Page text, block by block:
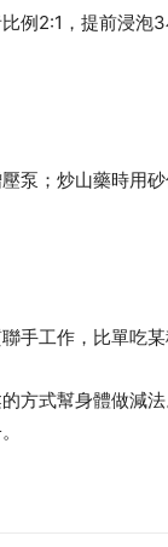
例2:1，提前浸泡
泵；炒山藥時用
手工作，比單吃某
方式幫身體做減